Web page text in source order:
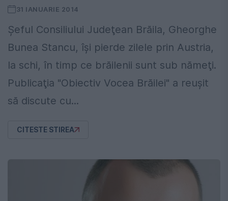
31 IANUARIE 2014
Şeful Consiliului Judeţean Brăila, Gheorghe
Bunea Stancu, îşi pierde zilele prin Austria,
la schi, în timp ce brăilenii sunt sub nămeţi.
Publicaţia "Obiectiv Vocea Brăilei" a reuşit
să discute cu...
CITESTE STIREA